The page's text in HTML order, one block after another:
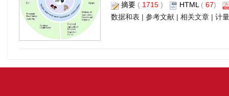
摘要 ( 1715 ) HTML( 67)
数据和表 | 参考文献 | 相关文章 | 计